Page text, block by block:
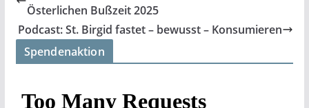
Österlichen Bußzeit 2025
Podcast: St. Birgid fastet – bewusst – Konsumieren
Spendenaktion